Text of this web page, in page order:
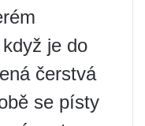
je do
čerstvá
se písty